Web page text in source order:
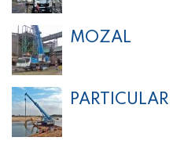
MOZAL
PARTICULAR